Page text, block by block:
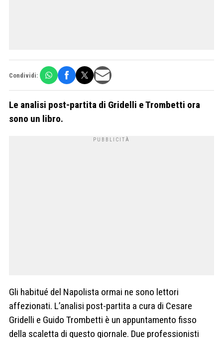
Condividi:
Le analisi post-partita di Gridelli e Trombetti ora
sono un libro.
Gli habitué del Napolista ormai ne sono lettori
affezionati. L’analisi post-partita a cura di Cesare
Gridelli e Guido Trombetti è un appuntamento fisso
della scaletta di questo giornale. Due professionisti